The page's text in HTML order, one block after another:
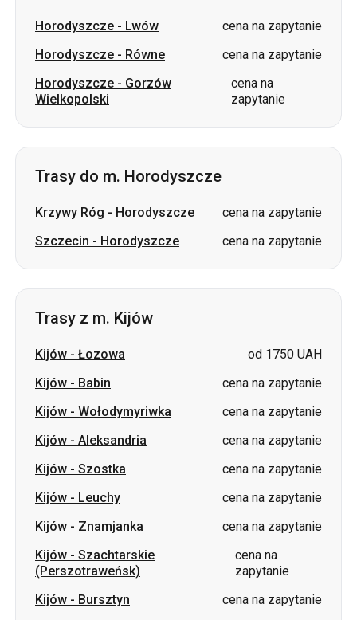
Horodyszcze - Lwów
cena na zapytanie
Horodyszcze - Równe
cena na zapytanie
Horodyszcze - Gorzów
Wielkopolski
cena na
zapytanie
Trasy do m. Horodyszcze
Krzywy Róg - Horodyszcze
cena na zapytanie
Szczecin - Horodyszcze cena na zapytanie
Trasy z m. Kijów
Kijów - Łozowa
od 1750 UAH
Kijów - Babin
cena na zapytanie
Kijów - Wołodymyriwka
cena na zapytanie
Kijów - Aleksandria
cena na zapytanie
Kijów - Szostka
cena na zapytanie
Kijów - Leuchy
cena na zapytanie
Kijów - Znamjanka
cena na zapytanie
Kijów - Szachtarskie
(Perszotraweńsk)
cena na
zapytanie
Kijów - Bursztyn
cena na zapytanie